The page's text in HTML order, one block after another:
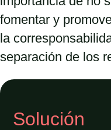
fomentar y
la
separación de los
Solución